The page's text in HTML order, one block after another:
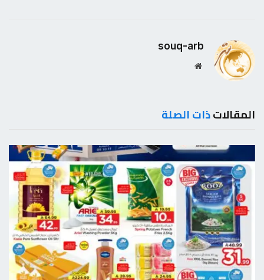
souq-arb
موقع
المقالاتذات الصلة